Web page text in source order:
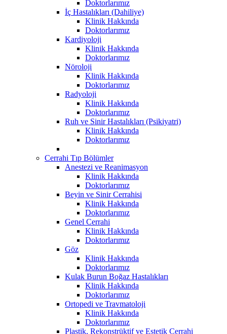
Doktorlarımız
İç Hastalıkları (Dahiliye)
Klinik Hakkında
Doktorlarımız
Kardiyoloji
Klinik Hakkında
Doktorlarımız
Nöroloji
Klinik Hakkında
Doktorlarımız
Radyoloji
Klinik Hakkında
Doktorlarımız
Ruh ve Sinir Hastalıkları (Psikiyatri)
Klinik Hakkında
Doktorlarımız
Cerrahi Tıp Bölümler
Anestezi ve Reanimasyon
Klinik Hakkında
Doktorlarımız
Beyin ve Sinir Cerrahisi
Klinik Hakkında
Doktorlarımız
Genel Cerrahi
Klinik Hakkında
Doktorlarımız
Göz
Klinik Hakkında
Doktorlarımız
Kulak Burun Boğaz Hastalıkları
Klinik Hakkında
Doktorlarımız
Ortopedi ve Travmatoloji
Klinik Hakkında
Doktorlarımız
Plastik, Rekonstrüktif ve Estetik Cerrahi